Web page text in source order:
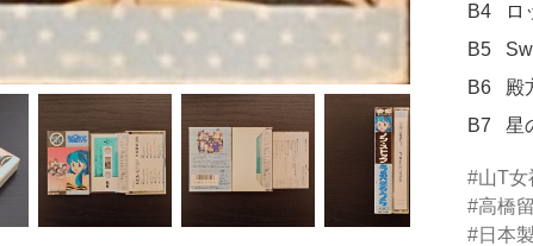
B4	ロック・ザ・プラネット
B5	Sweet Dream
B6	殿方ごめん遊ばせ
B7
山T女
高橋
日本製